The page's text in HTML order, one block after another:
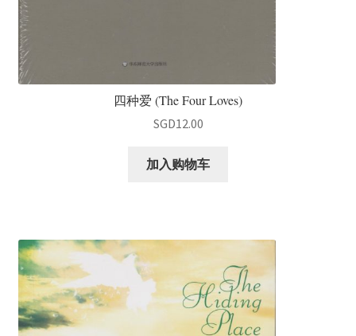
四种爱 (The Four Loves)
SGD12.00
加入购物车